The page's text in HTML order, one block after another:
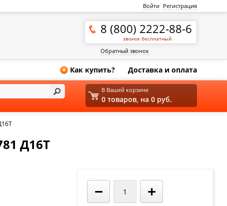
Войти Регистрация
8 (800) 2222-88-6
звонок бесплатный
Обратный звонок
+ Как купить? Доставка и оплата
Д16Т
− +
В Вашей корзине
0 товаров, на 0 руб.